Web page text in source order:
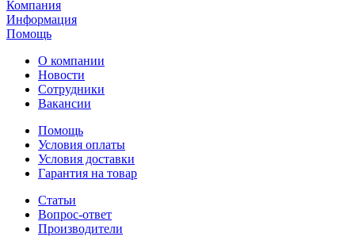
Компания
Информация
Помощь
О компании
Новости
Сотрудники
Вакансии
Помощь
Условия оплаты
Условия доставки
Гарантия на товар
Статьи
Вопрос-ответ
Производители